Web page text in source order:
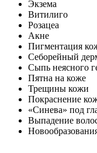
Экзема
Витилиго
Розацеа
Акне
Пигментация
Себорейный
Сыпь неясного
Пятна на коже
Трещины кожи
Покраснение
«Синева» под
Выпадение